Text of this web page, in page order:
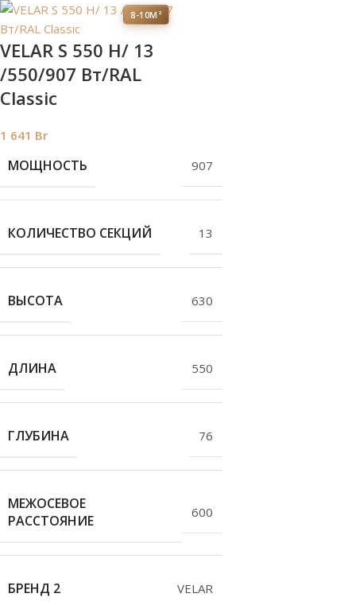
8-10М²
VELAR S 550 H/ 13
/550/907 Вт/RAL
Classic
1 641 Br
МОЩНОСТЬ 907
КОЛИЧЕСТВО СЕКЦИЙ 13
ВЫСОТА 630
ДЛИНА 550
ГЛУБИНА 76
МЕЖОСЕВОЕ
РАССТОЯНИЕ
600
БРЕНД 2 VELAR